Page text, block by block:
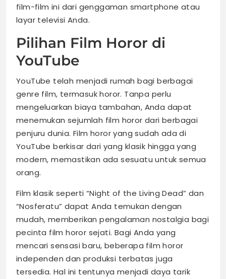
film-film ini dari genggaman smartphone atau
layar televisi Anda.
Pilihan Film Horor di
YouTube
YouTube telah menjadi rumah bagi berbagai
genre film, termasuk horor. Tanpa perlu
mengeluarkan biaya tambahan, Anda dapat
menemukan sejumlah film horor dari berbagai
penjuru dunia. Film horor yang sudah ada di
YouTube berkisar dari yang klasik hingga yang
modern, memastikan ada sesuatu untuk semua
orang.
Film klasik seperti “Night of the Living Dead” dan
“Nosferatu” dapat Anda temukan dengan
mudah, memberikan pengalaman nostalgia bagi
pecinta film horor sejati. Bagi Anda yang
mencari sensasi baru, beberapa film horor
independen dan produksi terbatas juga
tersedia. Hal ini tentunya menjadi daya tarik